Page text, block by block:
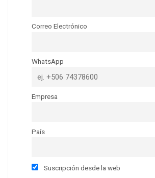
Correo Electrónico
WhatsApp
Empresa
País
Suscripción desde la web